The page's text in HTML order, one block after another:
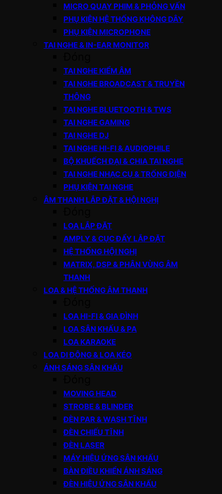
MICRO QUAY PHIM & PHỎNG VẤN
PHỤ KIỆN HỆ THỐNG KHÔNG DÂY
PHỤ KIỆN MICROPHONE
TAI NGHE & IN-EAR MONITOR
TAI NGHE KIỂM ÂM
TAI NGHE BROADCAST & TRUYỀN
THÔNG
TAI NGHE BLUETOOTH & TWS
TAI NGHE GAMING
TAI NGHE DJ
TAI NGHE HI-FI & AUDIOPHILE
BỘ KHUẾCH ĐẠI & CHIA TAI NGHE
TAI NGHE NHẠC CỤ & TRỐNG ĐIỆN
PHỤ KIỆN TAI NGHE
ÂM THANH LẮP ĐẶT & HỘI NGHỊ
LOA LẮP ĐẶT
AMPLY & CỤC ĐẨY LẮP ĐẶT
HỆ THỐNG HỘI NGHỊ
MATRIX, DSP & PHÂN VÙNG ÂM
THANH
LOA & HỆ THỐNG ÂM THANH
LOA HI-FI & GIA ĐÌNH
LOA SÂN KHẤU & PA
LOA KARAOKE
LOA DI ĐỘNG & LOA KÉO
ÁNH SÁNG SÂN KHẤU
MOVING HEAD
STROBE & BLINDER
ĐÈN PAR & WASH TĨNH
ĐÈN CHIẾU TĨNH
ĐÈN LASER
MÁY HIỆU ỨNG SÂN KHẤU
BÀN ĐIỀU KHIỂN ÁNH SÁNG
ĐÈN HIỆU ỨNG SÂN KHẤU